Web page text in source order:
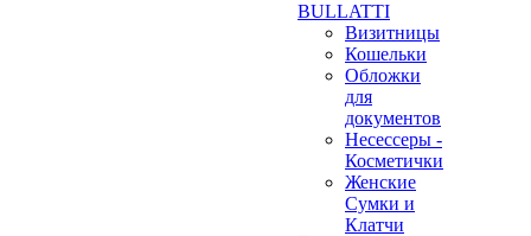
BULLATTI
Визитницы
Кошельки
Обложки
для
документов
Несессеры -
Косметички
Женские
Сумки и
Клатчи